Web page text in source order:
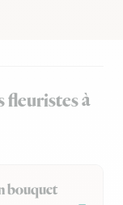
fleuristes à
bouquet